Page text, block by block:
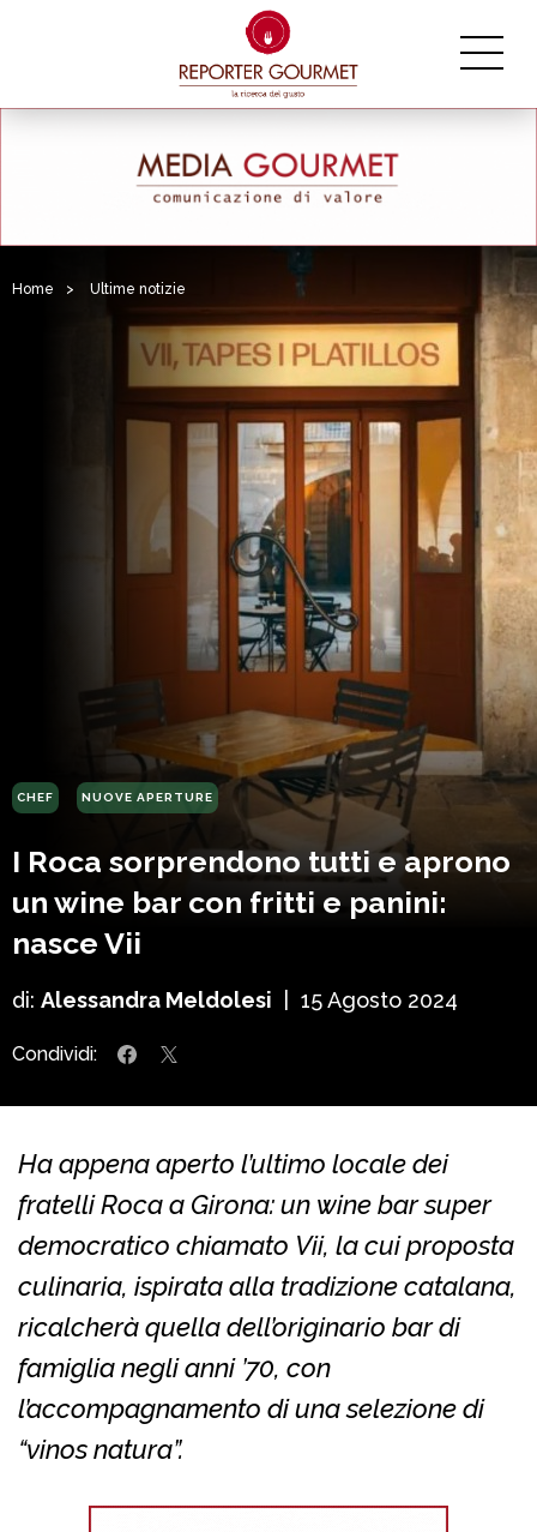
Home > Ultime notizie
CHEF NUOVE APERTURE
I Roca sorprendono tutti e aprono
un wine bar con fritti e panini:
nasce Vii
di: Alessandra Meldolesi 15 Agosto 2024
Condividi:
Ha appena aperto l’ultimo locale dei
fratelli Roca a Girona: un wine bar super
democratico chiamato Vii, la cui proposta
culinaria, ispirata alla tradizione catalana,
ricalcherà quella dell’originario bar di
famiglia negli anni ’70, con
l’accompagnamento di una selezione di
“vinos natura”.